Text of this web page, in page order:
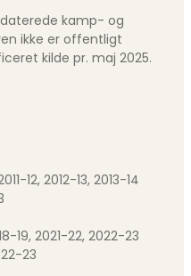
kamp- og
ikke er offentligt
kilde pr. maj 2025.
12, 2012-13, 2013-14
19, 2021-22, 2022-23
23